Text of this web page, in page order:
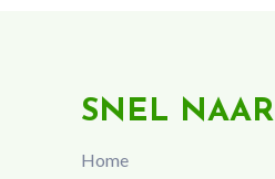
SNEL NAAR
Home